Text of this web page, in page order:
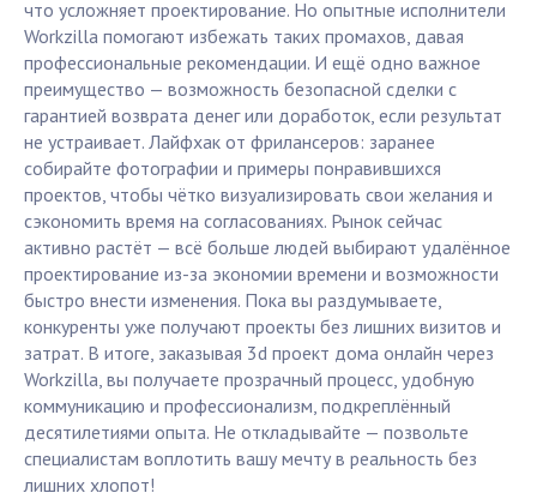
что усложняет проектирование. Но опытные исполнители
Workzilla помогают избежать таких промахов, давая
профессиональные рекомендации. И ещё одно важное
преимущество — возможность безопасной сделки с
гарантией возврата денег или доработок, если результат
не устраивает. Лайфхак от фрилансеров: заранее
собирайте фотографии и примеры понравившихся
проектов, чтобы чётко визуализировать свои желания и
сэкономить время на согласованиях. Рынок сейчас
активно растёт — всё больше людей выбирают удалённое
проектирование из-за экономии времени и возможности
быстро внести изменения. Пока вы раздумываете,
конкуренты уже получают проекты без лишних визитов и
затрат. В итоге, заказывая 3d проект дома онлайн через
Workzilla, вы получаете прозрачный процесс, удобную
коммуникацию и профессионализм, подкреплённый
десятилетиями опыта. Не откладывайте — позвольте
специалистам воплотить вашу мечту в реальность без
лишних хлопот!